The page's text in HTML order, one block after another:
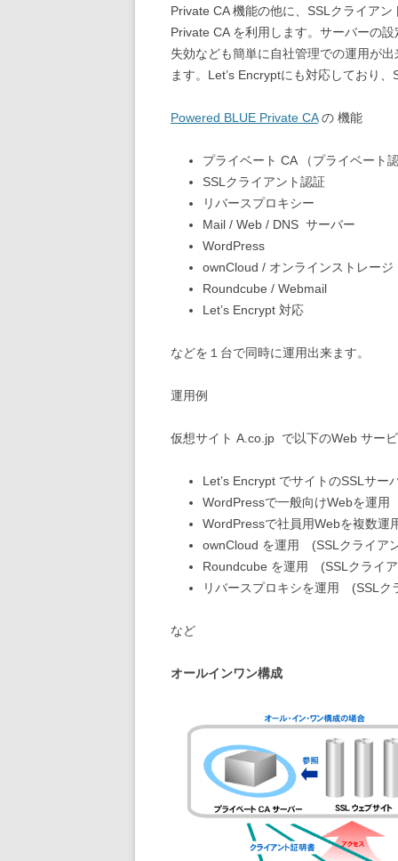
Private CA 機能の他に、SSLクライア
Private CA を利用します。サーバーの
失効なども簡単に自社管理での運用が
ます。Let’s Encryptにも対応しており
Powered BLUE Private CAの 機能
プライベート CA （プライベート
SSLクライアント認証
リバースプロキシー
Mail / Web / DNS サーバー
WordPress
ownCloud / オンラインストレー
Roundcube / Webmail
Let’s Encrypt 対応
などを１台で同時に運用出来ます。
運用例
仮想サイト A.co.jp で以下のWeb サー
Let’s Encrypt でサイトのSSLサー
WordPressで一般向けWebを運
WordPressで社員用Webを複数
ownCloud を運用 (SSLクライア
Roundcube を運用 (SSLクライ
リバースプロキシを運用 (SSLク
など
オールインワン構成